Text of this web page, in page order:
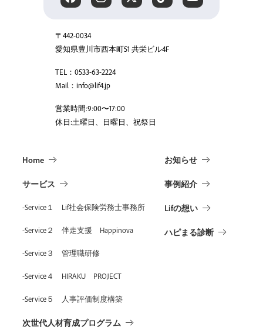
〒442-0034
愛知県豊川市西本町51 共栄ビル4F
TEL：0533-63-2224
Mail：info@lif4.jp
営業時間:9:00〜17:00
休日:土曜日、日曜日、祝祭日
Home
サービス
-Service１ Lif社会保険労務士事務所
-Service２ 伴走支援 Happinova
-Service３ 管理職研修
-Service４ HIRAKU PROJECT
-Service５ 人事評価制度構築
次世代人材育成プログラム
お知らせ
事例紹介
Lifの想い
ハピまる診断